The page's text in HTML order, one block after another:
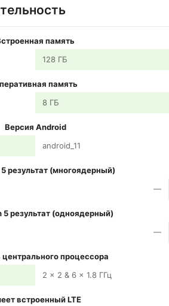
память
128 ГБ
память
8 ГБ
Версия Android
android_11
результат (многоядерный)
—
5 результат (одноядерный)
—
процессора
2 x 2 & 6 x 1.8 ГГц
встроенный LTE